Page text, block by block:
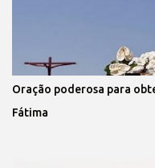
Oração poderosa para
Fátima